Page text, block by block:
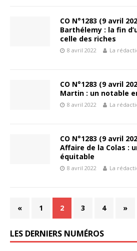
CO N°1283 (9 avril
Barthélemy : la fin
celle des riches
8 avril 2022 La
CO N°1283 (9 avril
Martin : un notable
8 avril 2022 La
CO N°1283 (9 avril
Affaire de la Colas :
équitable
8 avril 2022 La
« 1 2 3 4 »
LES DERNIERS NUMÉROS